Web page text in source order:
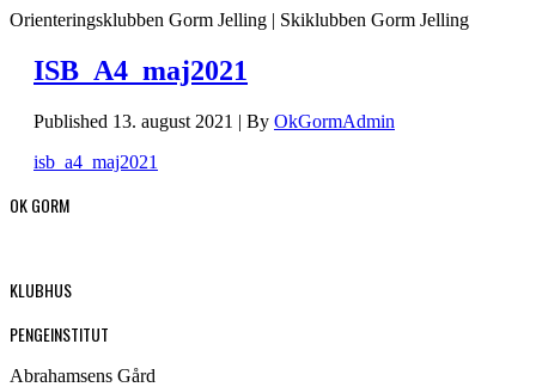
Orienteringsklubben Gorm Jelling | Skiklubben Gorm Jelling
ISB_A4_maj2021
Published 13. august 2021 | By OkGormAdmin
isb_a4_maj2021
OK GORM
KLUBHUS
PENGEINSTITUT
Abrahamsens Gård